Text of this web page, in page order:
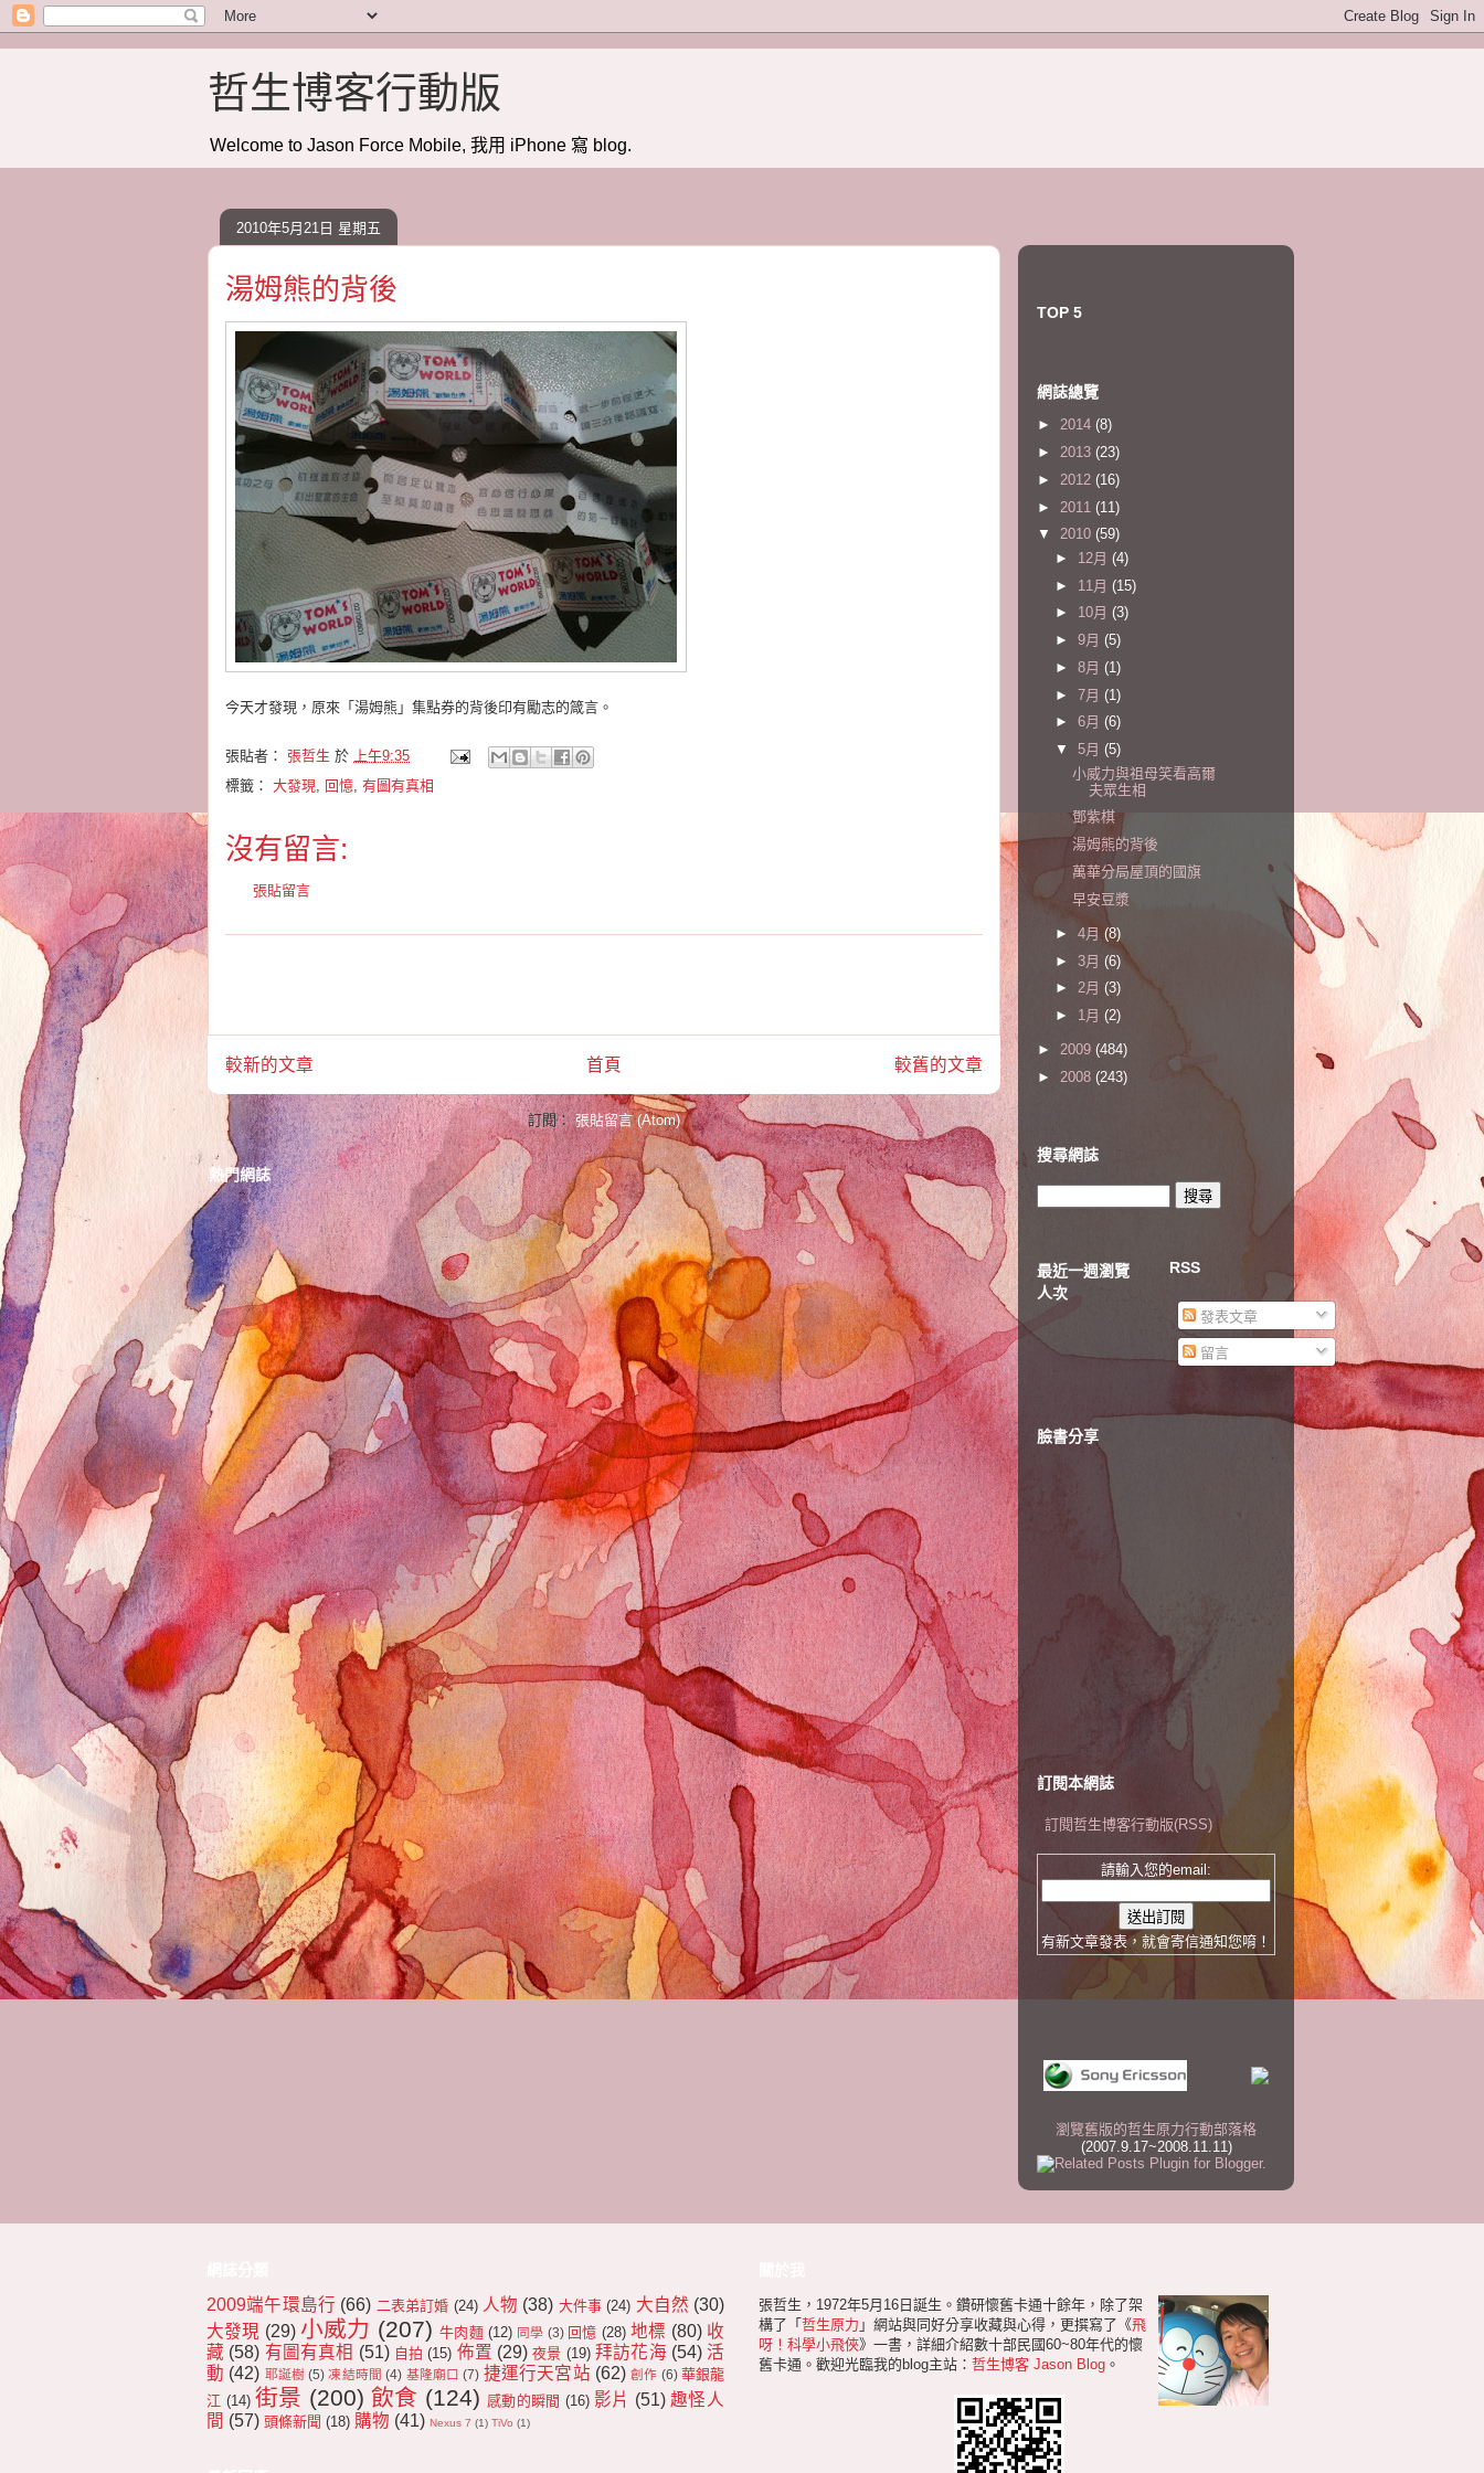
哲生博客行動版
Welcome to Jason Force Mobile, 我用 iPhone 寫 blog.
2010年5月21日 星期五
湯姆熊的背後
今天才發現，原來「湯姆熊」集點券的背後印有勵志的箴言。
張貼者： 張哲生 於
上午9:35
標籤： 大發現, 回憶, 有圖有真相
沒有留言:
張貼留言
較新的文章 較舊的文章
首頁
訂閱：張貼留言 (Atom)
熱門網誌
TOP 5
網誌總覽
► 2014 (8)
► 2013 (23)
► 2012 (16)
► 2011 (11)
▼ 2010 (59)
► 12月 (4)
► 11月 (15)
► 10月 (3)
► 9月 (5)
► 8月 (1)
► 7月 (1)
► 6月 (6)
▼ 5月 (5)
小威力與祖母笑看高爾
夫眾生相
鄧紫棋
湯姆熊的背後
萬華分局屋頂的國旗
早安豆漿
► 4月 (8)
► 3月 (6)
► 2月 (3)
► 1月 (2)
► 2009 (484)
► 2008 (243)
搜尋網誌
最近一週瀏覽
人次
RSS
發表文章
留言
臉書分享
訂閱本網誌
訂閱哲生博客行動版(RSS)
請輸入您的email:
有新文章發表，就會寄信通知您唷！
瀏覽舊版的哲生原力行動部落格
(2007.9.17~2008.11.11)
2009端午環島行 (66) 二表弟訂婚 (24) 人物 (38) 大件事 (24) 大自然 (30)
大發現 (29) 小威力 (207) 牛肉麵 (12) 同學 (3) 回憶 (28) 地標 (80) 收
藏 (58) 有圖有真相 (51) 自拍 (15) 佈置 (29) 夜景 (19) 拜訪花海 (54) 活
動 (42) 耶誕樹 (5) 凍結時間 (4) 基隆廟口 (7) 捷運行天宮站 (62) 創作 (6) 華銀龍
江 (14) 街景 (200) 飲食 (124) 感動的瞬間 (16) 影片 (51) 趣怪人
間 (57) 頭條新聞 (18) 購物 (41) Nexus 7 (1) TiVo (1)
張哲生，1972年5月16日誕生。鑽研懷舊卡通十餘年，除了架
構了「 哲生原力 」網站與同好分享收藏與心得，更撰寫了《飛
呀！科學小飛俠》一書，詳細介紹數十部民國60~80年代的懷
舊卡通。歡迎光臨我的blog主站： 哲生博客 Jason Blog 。